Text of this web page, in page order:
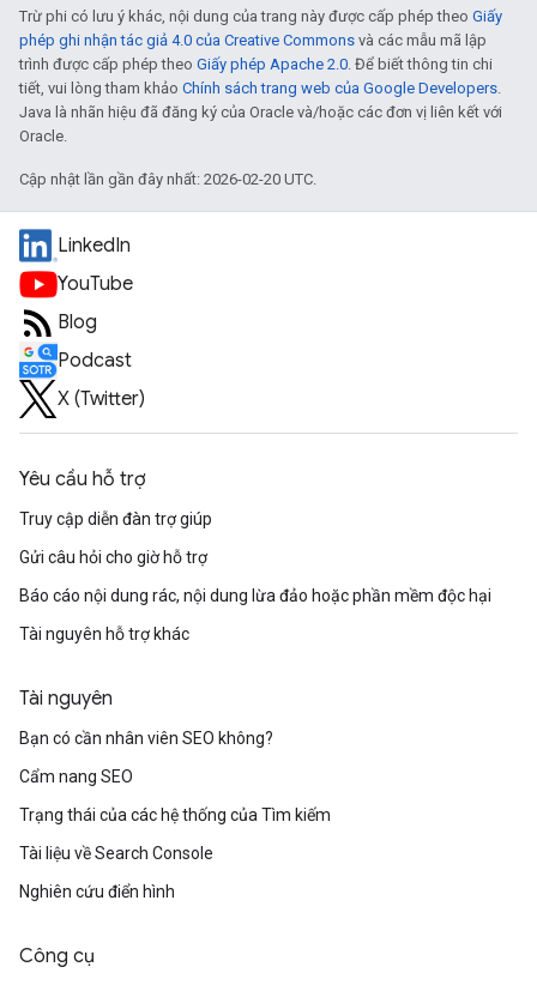
Trừ phi có lưu ý khác, nội dung của trang này được cấp phép theo Giấy
phép ghi nhận tác giả 4.0 của Creative Commons và các mẫu mã lập
trình được cấp phép theo Giấy phép Apache 2.0. Để biết thông tin chi
tiết, vui lòng tham khảo Chính sách trang web của Google Developers.
Java là nhãn hiệu đã đăng ký của Oracle và/hoặc các đơn vị liên kết với
Oracle.
Cập nhật lần gần đây nhất: 2026-02-20 UTC.
LinkedIn
YouTube
Blog
Podcast
X (Twitter)
Yêu cầu hỗ trợ
Truy cập diễn đàn trợ giúp
Gửi câu hỏi cho giờ hỗ trợ
Báo cáo nội dung rác, nội dung lừa đảo hoặc phần mềm độc hại
Tài nguyên hỗ trợ khác
Tài nguyên
Bạn có cần nhân viên SEO không?
Cẩm nang SEO
Trạng thái của các hệ thống của Tìm kiếm
Tài liệu về Search Console
Nghiên cứu điển hình
Công cụ